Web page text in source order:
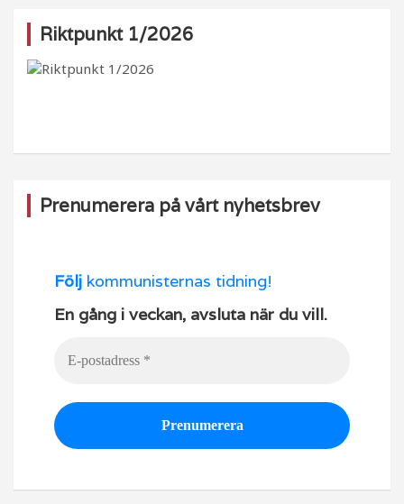
e
b
k
g
ra
o
k
Riktpunkt 1/2026
Prenumerera på vårt nyhetsbrev
Följ kommunisternas tidning!
En gång i veckan, avsluta när du vill.